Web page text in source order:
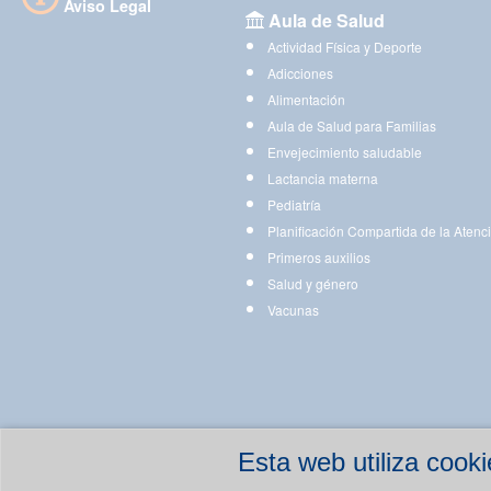
Esta web utiliza
Aviso Legal
Aula de Salud
Actividad Física y Deporte
Adicciones
Alimentación
Aula de Salud para Familias
Envejecimiento saludable
Lactancia materna
Pediatría
Planificación Compartida de la
Primeros auxilios
Salud y género
Vacunas